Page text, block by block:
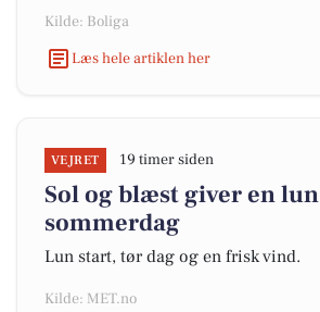
Kilde: Boliga
Læs hele artiklen her
VEJRET 19 timer siden
Sol og blæst giver en lun
sommerdag
Lun start, tør dag og en frisk vind.
Kilde: MET.no